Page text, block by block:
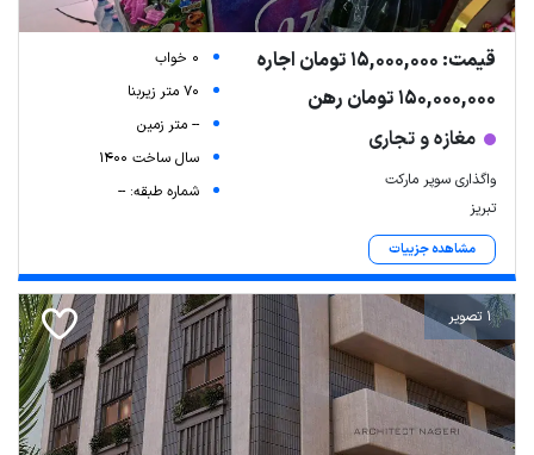
قیمت: 15,000,000 تومان اجاره
150,000,000 تومان رهن
مغازه و تجاری
واگذاری سوپر مارکت
تبریز
مشاهده جزییات
0 خواب
70 متر زیربنا
-- متر زمین
سال ساخت 1400
شماره طبقه: --
1 تصویر